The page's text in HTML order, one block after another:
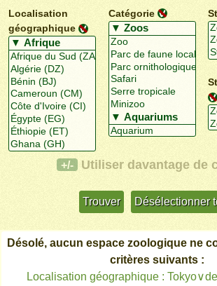
Localisation
géographique
Catégorie
+/- Utiliser davantage de
Désolé, aucun espace zoologique ne
critères suivants :
Localisation géographique :